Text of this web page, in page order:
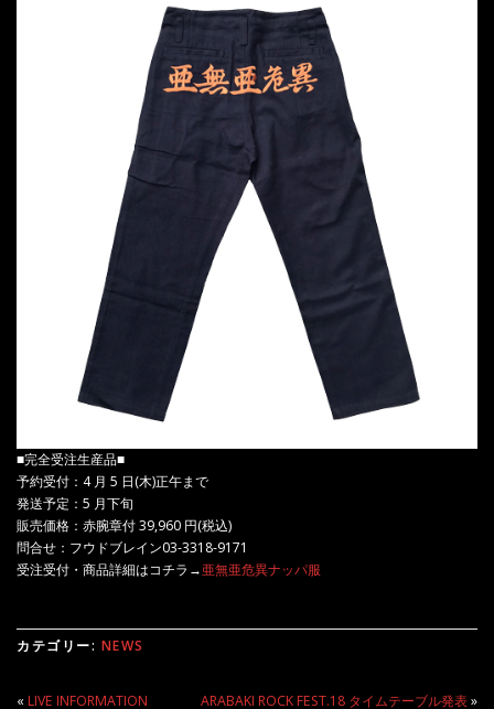
■完全受注生産品■
予約受付：4 月 5 日(木)正午まで
発送予定：5 月下旬
販売価格：赤腕章付 39,960 円(税込)
問合せ：フウドブレイン03-3318-9171
受注受付・商品詳細はコチラ→亜無亜危異ナッパ服
カテゴリー: NEWS
« LIVE INFORMATION ARABAKI ROCK FEST.18 タイムテーブル発表»